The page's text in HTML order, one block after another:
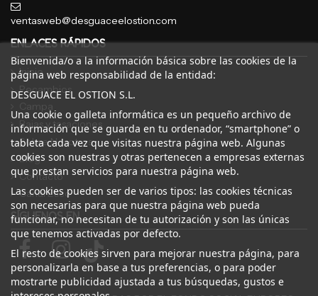
ventasweb@desguaceelostion.com
ENLACES RÁPIDOS
Inicio
Recambios
Bajas y tasaciones
Sobre Nosotros
Blog
Contacto
Canal Ético
Bienvenida/o a la información básica sobre las cookies de la
página web responsabilidad de la entidad:
DESGUACE EL OSTION S.L.
Una cookie o galleta informática es un pequeño archivo de
información que se guarda en tu ordenador, “smartphone” o
tableta cada vez que visitas nuestra página web. Algunas
cookies son nuestras y otras pertenecen a empresas externas
que prestan servicios para nuestra página web.
Las cookies pueden ser de varios tipos: las cookies técnicas
son necesarias para que nuestra página web pueda
funcionar, no necesitan de tu autorización y son las únicas
que tenemos activadas por defecto.
El resto de cookies sirven para mejorar nuestra página, para
personalizarla en base a tus preferencias, o para poder
mostrarte publicidad ajustada a tus búsquedas, gustos e
SÍGUENOS EN